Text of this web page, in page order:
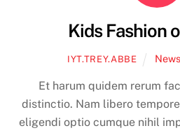
Kids Fashion
IYT.TREY.ABBE News
Et harum quidem rerum
distinctio. Nam libero
eligendi optio cumque nihil